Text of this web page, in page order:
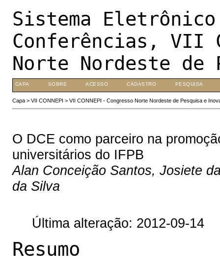
Sistema
Conferências, VII
Norte Nordeste de
CAPA SOBRE ACESSO CADASTRO PESQUISA
Capa> VII CONNEPI > VII CONNEPI - Congresso Norte Nordeste de Pesquisa e
O DCE como parceiro na
universitários do IFPB
Alan Conceição Santos, Josiete
da Silva
Última alteração: 2012-09-14
Resumo